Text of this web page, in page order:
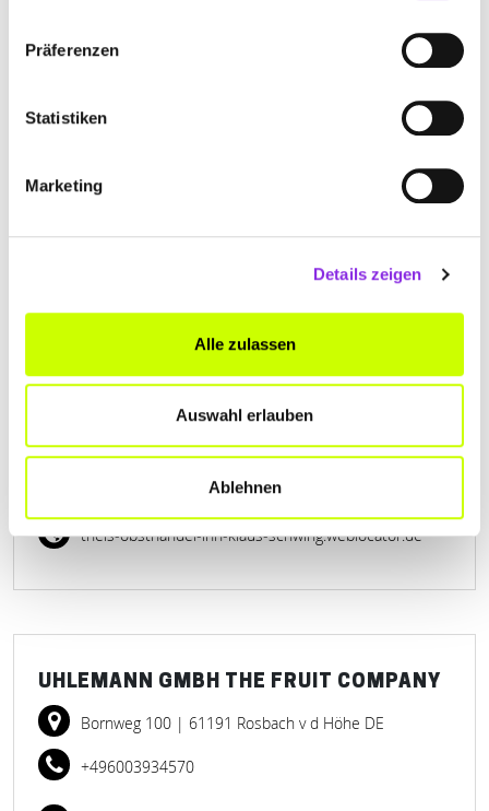
Präferenzen
Statistiken
Marketing
Details zeigen
Alle zulassen
Auswahl erlauben
Ablehnen
STROH CATERING GMBH
| 63674 Altenstadt-Lindheim
DE
theis-obsthandel-inh-klaus-schwing.weblocator.de
UHLEMANN GMBH THE FRUIT COMPANY
Bornweg 100 | 61191 Rosbach v d Höhe DE
+496003934570